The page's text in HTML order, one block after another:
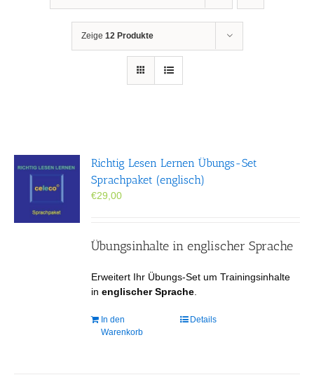
Zeige 12 Produkte
Richtig Lesen Lernen Übungs-Set
Sprachpaket (englisch)
€29,00
Übungsinhalte in englischer Sprache
Erweitert Ihr Übungs-Set um Trainingsinhalte
inenglischer Sprache
In den
Warenkorb
Details